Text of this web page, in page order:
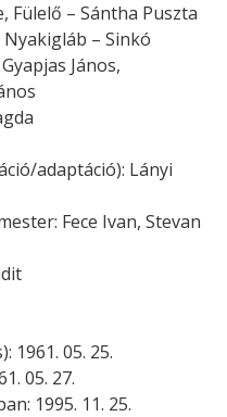
Fülelő – Sántha Puszta
– Sinkó
János,
adaptáció): Lányi
Fece Ivan, Stevan
1961. 05. 25.
05. 27.
1995. 11. 25.